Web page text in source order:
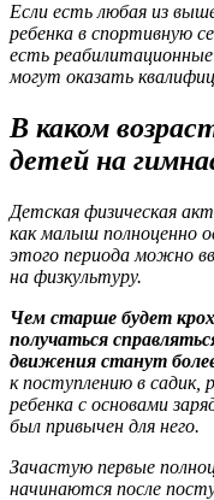
Если есть любая из
ребенка в спортивную
есть
могут оказать
В каком
детей на
Детская физическая
как малыш полноценно
этого периода можно
на физкультуру.
Чем старше будет
получаться
движения станут
к поступлению в садик,
ребенка с основами
был привычен для него.
Зачастую первые
начинаются после